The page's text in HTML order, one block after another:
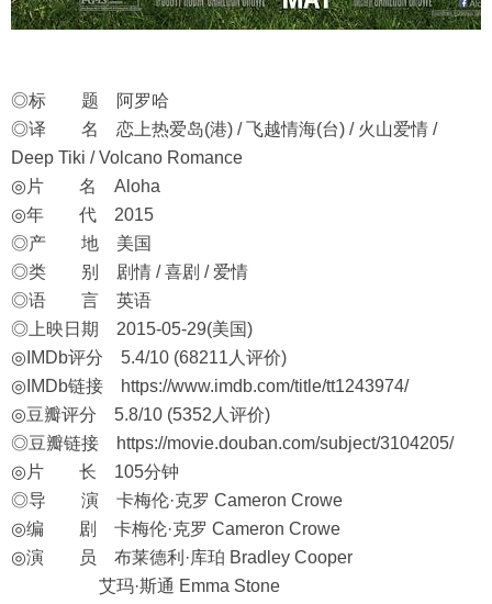
◎标 题 阿罗哈
◎译 名 恋上热爱岛(港) / 飞越情海(台) / 火山爱情 /
Deep Tiki / Volcano Romance
◎片 名 Aloha
◎年 代 2015
◎产 地 美国
◎类 别 剧情 / 喜剧 / 爱情
◎语 言 英语
◎上映日期 2015-05-29(美国)
◎IMDb评分 5.4/10 (68211人评价)
◎IMDb链接
https://www.imdb.com/title/tt1243974/
◎豆瓣评分 5.8/10 (5352人评价)
◎豆瓣链接
https://movie.douban.com/subject/3104205/
◎片 长 105分钟
◎导 演 卡梅伦·克罗 Cameron Crowe
◎编 剧 卡梅伦·克罗 Cameron Crowe
◎演 员 布莱德利·库珀 Bradley Cooper
艾玛·斯通 Emma Stone